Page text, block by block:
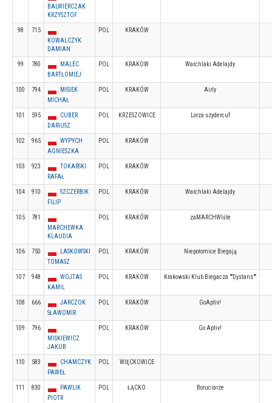
BALWIERCZAK
KRZYSZTOF
98
715
KOWALCZYK
DAMIAN
POL KRAKÓW
99 780
MALEC
BARTŁOMIEJ
POL KRAKOW Warchlaki Adelajdy
100 794
MISIEK
MICHAŁ
POL KRAKÓW Airly
101 595
CUBER
DARIUSZ
POL KRZESZOWICE Lorza szydercuf
102 965
WYPYCH
AGNIESZKA
POL KRAKÓW
103 923
TOKARSKI
RAFAŁ
POL KRAKÓW
104 910
SZCZERBIK
FILIP
POL KRAKÓW Warchlaki Adelajdy
105
781
MARCHEWKA
KLAUDIA
POL KRAKÓW zaMARCHWIśte
106 750
LASKOWSKI
TOMASZ
POL KRAKÓW Niepołomice Biegają
107 948
WOJTAS
KAMIL
POL KRAKOW Krakowski Klub Biegacza ""Dystans""
108 666
JARCZOK
SŁAWOMIR
POL KRAKÓW GoAptiv!
109
796
MIŚKIEWICZ
JAKUB
POL KRAKÓW Go Aptiv!
110 583
CHAMCZYK
PAWEŁ
POL WIĘCKOWICE
111 830
PAWLIK
PIOTR
POL ŁĄCKO Boruciarze